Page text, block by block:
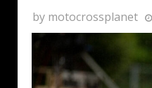
by motocrossplanet